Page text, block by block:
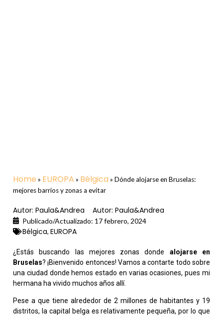
Home » EUROPA » Bélgica » Dónde alojarse en Bruselas:
mejores barrios y zonas a evitar
Autor: Paula&Andrea Autor: Paula&Andrea
Publicado/Actualizado: 17 febrero, 2024
Bélgica, EUROPA
¿Estás buscando las mejores zonas donde alojarse en
Bruselas? ¡Bienvenido entonces! Vamos a contarte todo sobre
una ciudad donde hemos estado en varias ocasiones, pues mi
hermana ha vivido muchos años allí.
Pese a que tiene alrededor de 2 millones de habitantes y 19
distritos, la capital belga es relativamente pequeña, por lo que